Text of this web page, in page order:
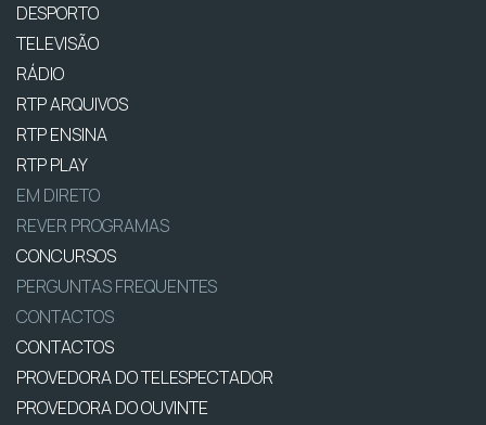
DESPORTO
TELEVISÃO
RÁDIO
RTP ARQUIVOS
RTP ENSINA
RTP PLAY
EM DIRETO
REVER PROGRAMAS
CONCURSOS
PERGUNTAS FREQUENTES
CONTACTOS
CONTACTOS
PROVEDORA DO TELESPECTADOR
PROVEDORA DO OUVINTE